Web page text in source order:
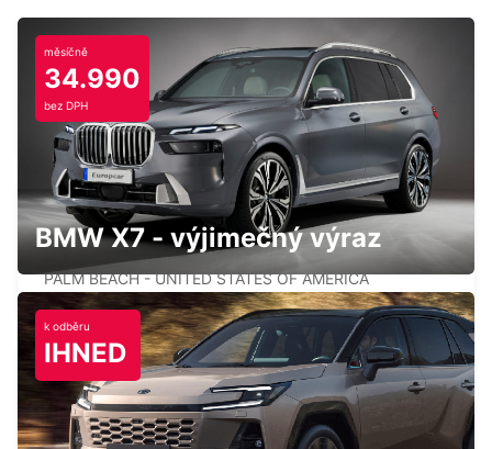
ORLANDO AIRPORT
ORLANDO - UNITED STATES OF AMERICA
PALM BEACH INTERNATIONAL AIRPORT
PALM BEACH - UNITED STATES OF AMERICA
TAMPA AIRPORT
TAMPA - UNITED STATES OF AMERICA
měsíčně
34.990
bez DPH
BMW X7 - výjimečný výraz
k odběru
IHNED